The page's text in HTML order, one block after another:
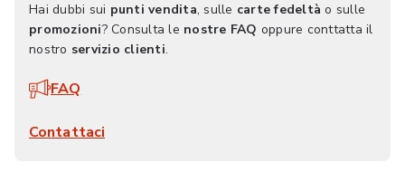
Hai dubbi sui punti vendita, sulle carte fedeltà o sulle
promozioni? Consulta le nostre FAQ oppure conttatta il
nostro servizio clienti.
FAQ
Contattaci